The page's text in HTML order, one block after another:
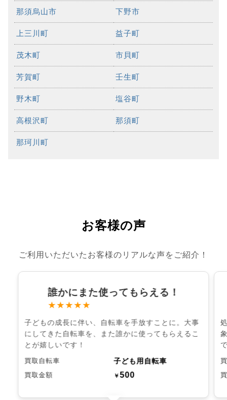
那須烏山市 下野市
上三川町 益子町
茂木町 市貝町
芳賀町 壬生町
野木町 塩谷町
高根沢町 那須町
那珂川町
お客様の声
ご利用いただいたお客様のリアルな声をご紹介！
誰かにまた使ってもらえる！
★★★★★
子どもの成長に伴い、自転車を手放すことに。大事
にしてきた自転車を、また誰かに使ってもらえるこ
とが嬉しいです！
買取自転車 子ども用自転車
買取金額 ￥500